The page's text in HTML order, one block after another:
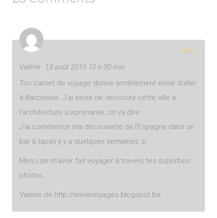
Valérie
13 août 2013 10 h 30 min
Ton carnet de voyage donne terriblement envie d’aller
à Barcelone. J’ai envie de découvrir cette ville à
l’architecture surprenante, on va dire.
J’ai commencé ma découverte de l’Espagne dans un
bar à tapas il y a quelques semaines :p
Merci de m’avoir fait voyager à travers tes superbes
photos.
Valérie de http://envievoyages.blogspot.be
REPLY